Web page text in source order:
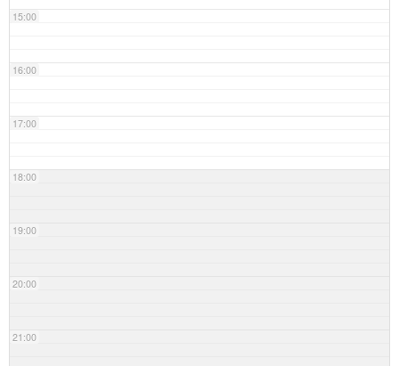
15:00
16:00
17:00
18:00
19:00
20:00
21:00